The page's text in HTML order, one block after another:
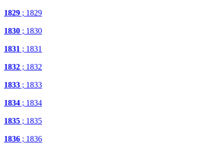
1829 ; 1829
1830 ; 1830
1831 ; 1831
1832 ; 1832
1833 ; 1833
1834 ; 1834
1835 ; 1835
1836 ; 1836